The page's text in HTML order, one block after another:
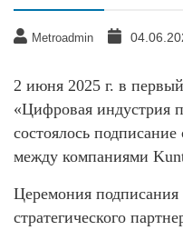
Metroadmin
2 июня 2025 г. в
«Цифровая индустрия
состоялось
между компаниями
Церемония
стратегического